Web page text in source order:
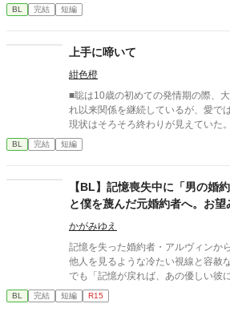
を選んだ。 深く傷ついた湊は、彼の前から姿を消す。 数か月後―
―。 湊の身体は、これまで誰も知らなかった希少な『遅咲きΩ』
たと知る。 「戻ってきてくれ」 今さら必死に追いかけてくる玲
司。 だが湊の隣には、自分を支え続けてくれた医師のα・神崎伊
織がいた。 「あなたは俺を捨てたでしょう」 後悔に苦しむα、執
着する第二のα、そして希少Ωを巡る陰謀。 もう二度
くないΩが最後に選ぶ相手とは――。 捨てた側の後悔と執着が
速する、すれ違いオメガバースBL。
BL 完結 短編
上手に啼いて
紺色橙
■聡は10歳の初めての発情期の際、
れ以来関係を継続しているが、愛で
現状はそろそろ終わりが見えていた
定。■『それは愛か本能か』と同じ
し。
BL 完結 短編
【BL】記憶喪失中に「男の婚
と僕を蔑んだ元婚約者へ。お
ので、今更記憶が戻ったと泣き
かがみゆえ
記憶を失った婚約者・アルヴィンか
他人を見るような冷たい視線と容赦
でも「記憶が戻れば、あの優しい彼
コラス。 しかし、アルヴィンがみん
りながら嘲笑した時、ついに限界を迎える。 「僕が愛
BL 完結 短編 R15